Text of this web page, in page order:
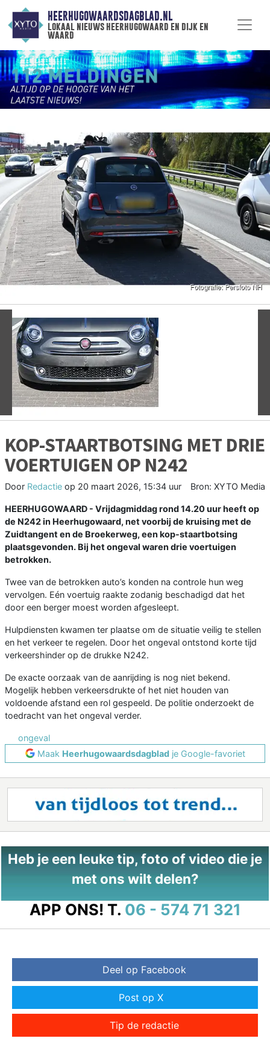
HEERHUGOWAARDSDAGBLAD.NL
lokaal nieuws heerhugowaard en dijk en
waard
Vorige
KOP-STAARTBOTSING MET DRIE
VOERTUIGEN OP N242
Door Redactie op 20 maart 2026, 15:34 uur Bron: XYTO Media
HEERHUGOWAARD - Vrijdagmiddag rond 14.20 uur heeft op
de N242 in Heerhugowaard, net voorbij de kruising met de
Zuidtangent en de Broekerweg, een kop-staartbotsing
plaatsgevonden. Bij het ongeval waren drie voertuigen
betrokken.
Twee van de betrokken auto’s konden na controle hun weg
vervolgen. Eén voertuig raakte zodanig beschadigd dat het
door een berger moest worden afgesleept.
Hulpdiensten kwamen ter plaatse om de situatie veilig te stellen
en het verkeer te regelen. Door het ongeval ontstond korte tijd
verkeershinder op de drukke N242.
De exacte oorzaak van de aanrijding is nog niet bekend.
Mogelijk hebben verkeersdrukte of het niet houden van
voldoende afstand een rol gespeeld. De politie onderzoekt de
toedracht van het ongeval verder.
ongeval
Maak Heerhugowaardsdagbladje Google-favoriet
Heb je een leuke tip, foto of video die je
met ons wilt delen?
APP ONS! T. 06 - 574 71 321
Deel op Facebook
Post op X
Tip de redactie